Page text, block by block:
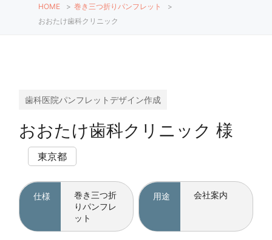
HOME > 巻き三つ折りパンフレット
>
おおたけ歯科クリニック
歯科医院パンフレットデザイン作成
おおたけ歯科クリニック 様
東京都
仕様
巻き三つ折
りパンフレ
ット
用途 会社案内